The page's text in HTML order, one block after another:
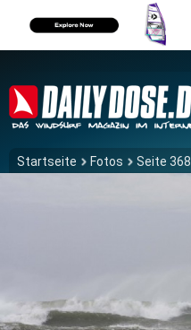
Startseite Fotos Seite 368